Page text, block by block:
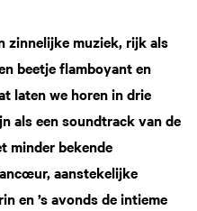
zinnelijke muziek, rijk als
beetje flamboyant en
laten we horen in drie
als een soundtrack van de
minder bekende
aanstekelijke
en ’s avonds de intieme